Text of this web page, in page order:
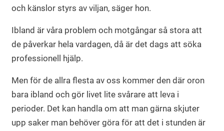
och känslor styrs av viljan, säger hon.
Ibland är våra problem och motgångar så stora att
de påverkar hela vardagen, då är det dags att söka
professionell hjälp.
Men för de allra flesta av oss kommer den där oron
bara ibland och gör livet lite svårare att leva i
perioder. Det kan handla om att man gärna skjuter
upp saker man behöver göra för att det i stunden är